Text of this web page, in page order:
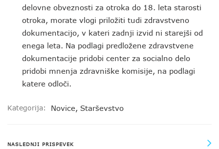
delovne obveznosti za otroka do 18. leta starosti
otroka, morate vlogi priložiti tudi zdravstveno
dokumentacijo, v kateri zadnji izvid ni starejši od
enega leta. Na podlagi predložene zdravstvene
dokumentacije pridobi center za socialno delo
pridobi mnenja zdravniške komisije, na podlagi
katere odloči.
Kategorija: Novice, Starševstvo
NASLEDNJI PRISPEVEK